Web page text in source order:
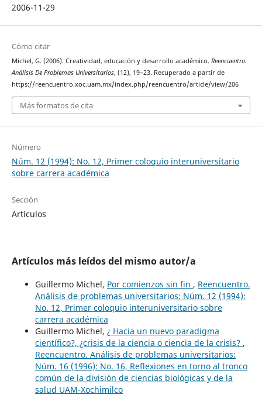
2006-11-29
Cómo citar
Michel, G. (2006). Creatividad, educación y desarrollo académico. Reencuentro.
Análisis De Problemas Universitarios, (12), 19–23. Recuperado a partir de
https://reencuentro.xoc.uam.mx/index.php/reencuentro/article/view/206
Más formatos de cita
Número
Núm. 12 (1994): No. 12, Primer coloquio interuniversitario
sobre carrera académica
Sección
Artículos
Artículos más leídos del mismo autor/a
Guillermo Michel, Por comienzos sin fin , Reencuentro.
Análisis de problemas universitarios: Núm. 12 (1994):
No. 12, Primer coloquio interuniversitario sobre
carrera académica
Guillermo Michel, ¿ Hacia un nuevo paradigma
científico?, ¿crisis de la ciencia o ciencia de la crisis? ,
Reencuentro. Análisis de problemas universitarios:
Núm. 16 (1996): No. 16, Reflexiones en torno al tronco
común de la división de ciencias biológicas y de la
salud UAM-Xochimilco